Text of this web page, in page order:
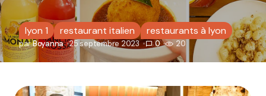
lyon 1 restaurant italien restaurants à lyon
parBoyanna 25 septembre 2023 0 20